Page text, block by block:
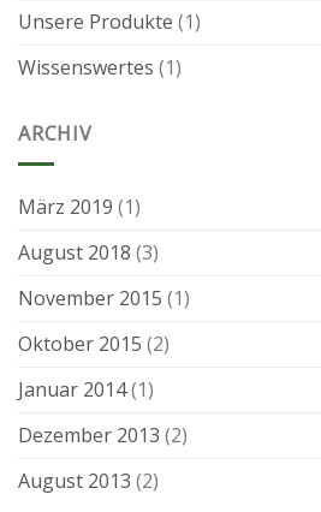
Unsere Produkte (1)
Wissenswertes (1)
ARCHIV
März 2019 (1)
August 2018 (3)
November 2015 (1)
Oktober 2015 (2)
Januar 2014(1)
Dezember 2013 (2)
August 2013 (2)